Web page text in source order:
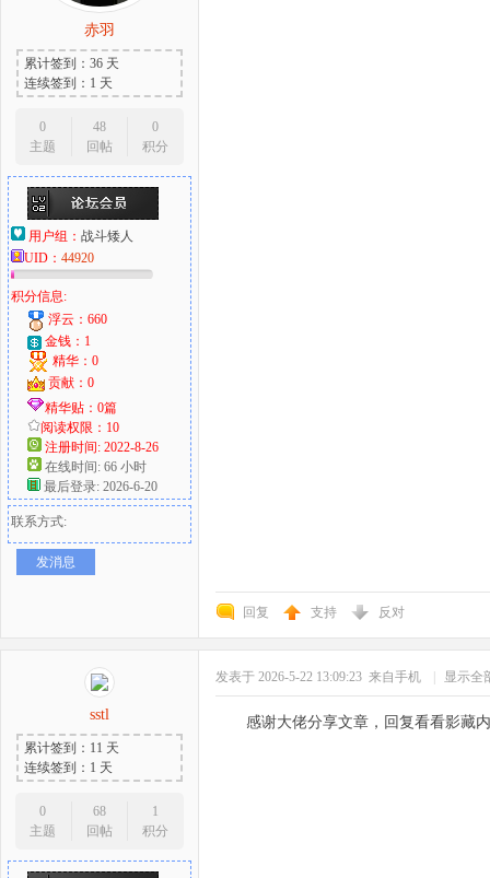
赤羽
累计签到：36 天
连续签到：1 天
0
主题
48
回帖
0
积分
用户组： 战斗矮人
UID： 44920
积分信息:
浮云：660
金钱：1
精华：0
贡献：0
精华贴：0篇
阅读权限：10
注册时间: 2022-8-26
在线时间: 66 小时
最后登录: 2026-6-20
联系方式:
发消息
回复 支持 反对
sstl
累计签到：11 天
连续签到：1 天
0
主题
68
回帖
1
积分
发表于 2026-5-22 13:09:23 来自手机 显示全
感谢大佬分享文章，回复看看影藏